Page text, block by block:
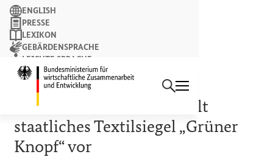
Suchbegriff
Suchen
ENGLISH
PRESSE
LEXIKON
GEBÄRDENSPRACHE
LEICHTE SPRACHE
NEWSLETTER
NEUES SIEGEL FÜR TEXTILIEN
Minister Gerd Müller stellt
staatliches Textilsiegel „Grüner
Knopf“ vor